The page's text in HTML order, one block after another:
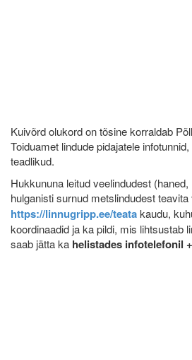
Kuivõrd olukord on tõsine korraldab
Toiduamet lindude pidajatele
teadlikud.
Hukkununa leitud veelindudest
hulganisti surnud metslindudest teavita
https://linnugripp.ee/teatakaudu,
koordinaadid ja ka pildi, mis lihtsustab
saab jätta ka helistades infotelefonil